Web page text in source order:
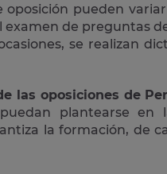
oposición pueden
examen de preguntas
se realizan
las oposiciones de
plantearse en
la formación, de